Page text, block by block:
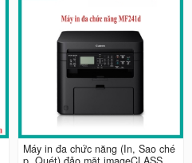
Máy in đa chức năng (In, Sao ché